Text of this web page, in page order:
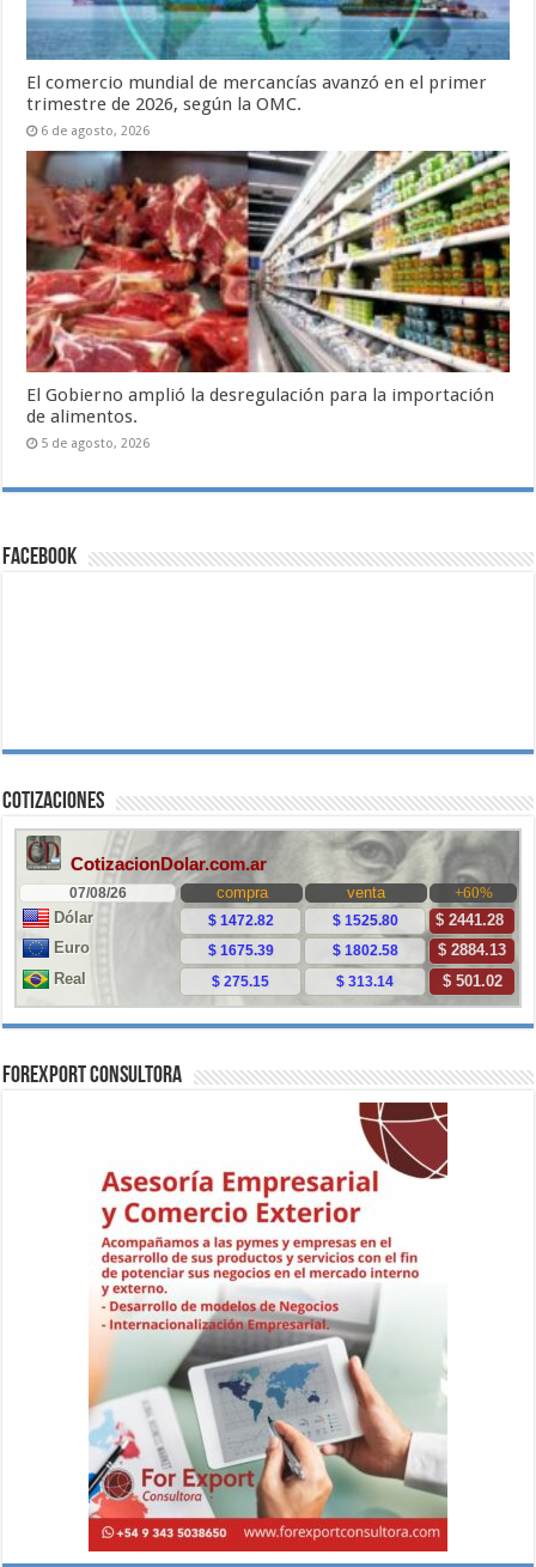
El comercio mundial de mercancías avanzó en el primer
trimestre de 2026, según la OMC.
6 de agosto, 2026
El Gobierno amplió la desregulación para la importación
de alimentos.
5 de agosto, 2026
Facebook
Cotizaciones
ForExport Consultora